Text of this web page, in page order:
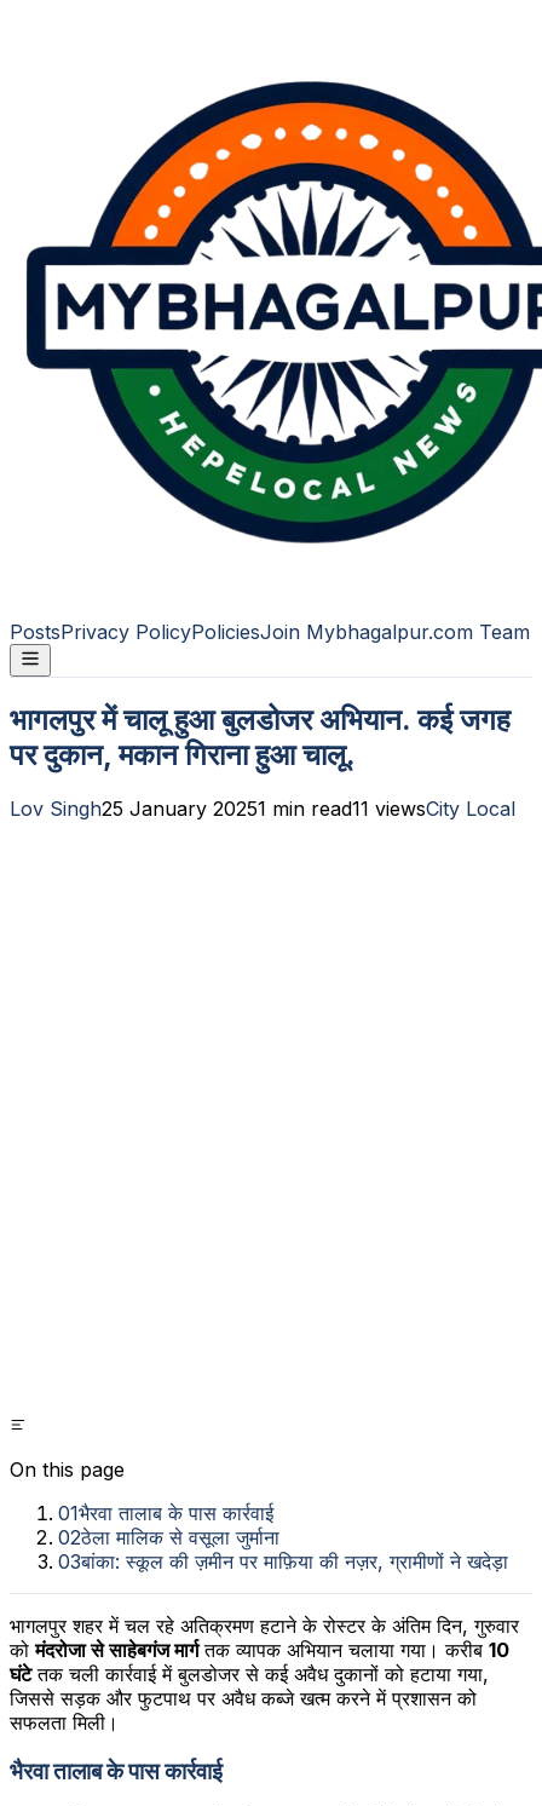
PostsPrivacy PolicyPoliciesJoin Mybhagalpur.com Team
भागलपुर में चालू हुआ बुलडोजर अभियान. कई जगह
पर दुकान, मकान गिराना हुआ चालू.
Lov Singh25 January 20251 min read11 viewsCity Local
On this page
01भैरवा तालाब के पास कार्रवाई
02ठेला मालिक से वसूला जुर्माना
03बांका: स्कूल की ज़मीन पर माफ़िया की नज़र, ग्रामीणों ने खदेड़ा
भागलपुर शहर में चल रहे अतिक्रमण हटाने के रोस्टर के अंतिम दिन, गुरुवार
कोमंदरोजा से साहेबगंज मार्गतक व्यापक अभियान चलाया गया। करीब 10
घंटेतक चली कार्रवाई में बुलडोजर से कई अवैध दुकानों को हटाया गया,
जिससे सड़क और फुटपाथ पर अवैध कब्जे खत्म करने में प्रशासन को
सफलता मिली।
भैरवा तालाब के पास कार्रवाई